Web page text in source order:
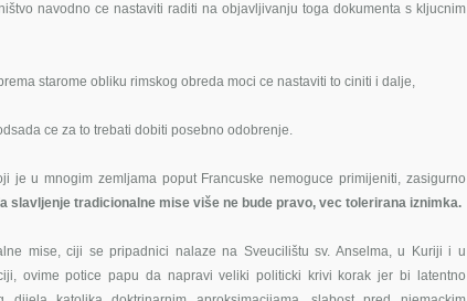
navodno ce nastaviti raditi na objavljivanju toga dokumenta s kljucnim
starome obliku rimskog obreda moci ce nastaviti to ciniti i dalje,
ce za to trebati dobiti posebno odobrenje.
je u mnogim zemljama poput Francuske nemoguce primijeniti, zasigurno
slavljenje tradicionalne mise više ne bude pravo, vec tolerirana iznimka.
mise, ciji se pripadnici nalaze na Sveucilištu sv. Anselma, u Kuriji i u
ovime potice papu da napravi veliki politicki krivi korak jer bi latentno